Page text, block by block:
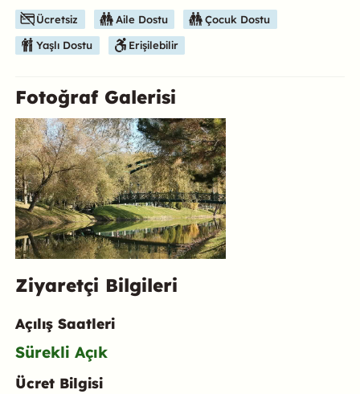
Ücretsiz Aile Dostu Çocuk Dostu
Yaşlı Dostu Erişilebilir
Fotoğraf Galerisi
Ziyaretçi Bilgileri
Açılış Saatleri
Sürekli Açık
Ücret Bilgisi